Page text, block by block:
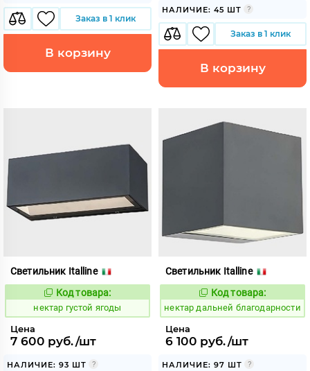
Заказ в 1 клик
В корзину
НАЛИЧИЕ: 45 ШТ
Заказ в 1 клик
В корзину
Светильник Italline
Код:
1127999
Код товара:
нектар густой ягоды
Цена
7 600 руб./шт
НАЛИЧИЕ: 93 ШТ
Светильник Italline
Код:
1128003
Код товара:
нектар дальней благодарности
Цена
6 100 руб./шт
НАЛИЧИЕ: 97 ШТ